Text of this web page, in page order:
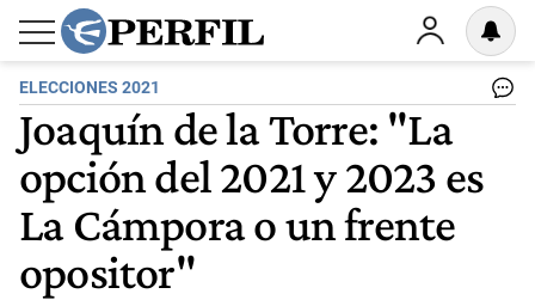
ELECCIONES 2021
Joaquín de la Torre: "La
opción del 2021 y 2023 es
La Cámpora o un frente
opositor"